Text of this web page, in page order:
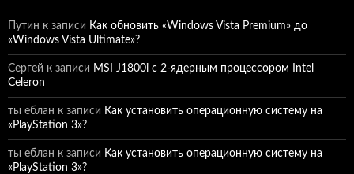
Путин к записи Как обновить «Windows Vista Premium» до
«Windows Vista Ultimate»?
Сергей к записи MSI J1800i с 2-ядерным процессором Intel
Celeron
ты еблан к записи Как установить операционную систему на
«PlayStation 3»?
ты еблан к записи Как установить операционную систему на
«PlayStation 3»?